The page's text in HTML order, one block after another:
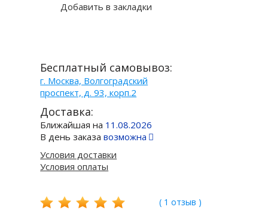
Добавить в закладки
Бесплатный самовывоз:
г. Москва, Волгоградский
проспект, д. 93, корп.2
Доставка:
Ближайшая на 11.08.2026
В день заказавозможна
Условия доставки
Условия оплаты
( 1 отзыв )